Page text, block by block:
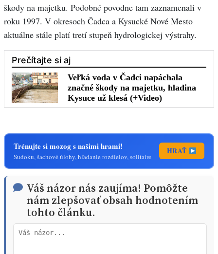
škody na majetku. Podobné povodne tam zaznamenali v
roku 1997. V okresoch Čadca a Kysucké Nové Mesto
aktuálne stále platí tretí stupeň hydrologickej výstrahy.
Trénujte si mozog s našimi hrami!
Sudoku, šachové úlohy, hľadanie rozdielov, solitaire
HRAŤ
Váš názor nás zaujíma! Pomôžte
nám zlepšovať obsah hodnotením
tohto článku.